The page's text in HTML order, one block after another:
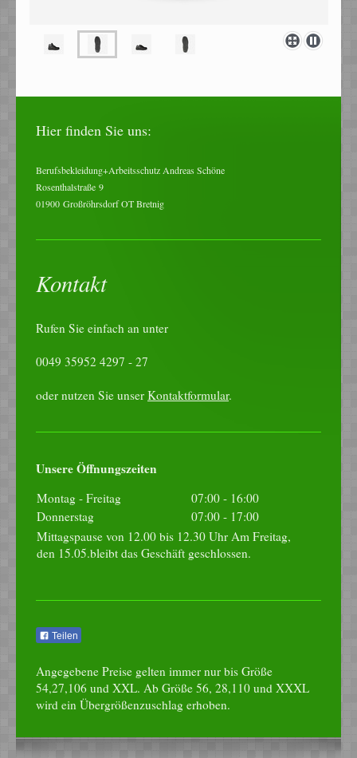
Hier finden Sie uns:
Berufsbekleidung+Arbeitsschutz Andreas Schöne
Rosenthalstraße 9
01900 Großröhrsdorf OT Bretnig
Kontakt
Rufen Sie einfach an unter
0049 35952 4297 - 27
oder nutzen Sie unser Kontaktformular.
Unsere Öffnungszeiten
Montag - Freitag 07:00 - 16:00
Donnerstag
07:00 - 17:00
Mittagspause von 12.00 bis 12.30 Uhr Am Freitag,
den 15.05.bleibt das Geschäft geschlossen.
Teilen
Angegebene Preise gelten immer nur bis Größe
54,27,106 und XXL. Ab Größe 56, 28,110 und XXXL
wird ein Übergrößenzuschlag erhoben.